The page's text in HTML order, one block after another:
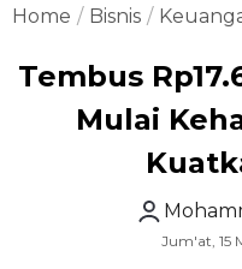
Home Bisnis
Tembus
Mulai
Jum'at, 15